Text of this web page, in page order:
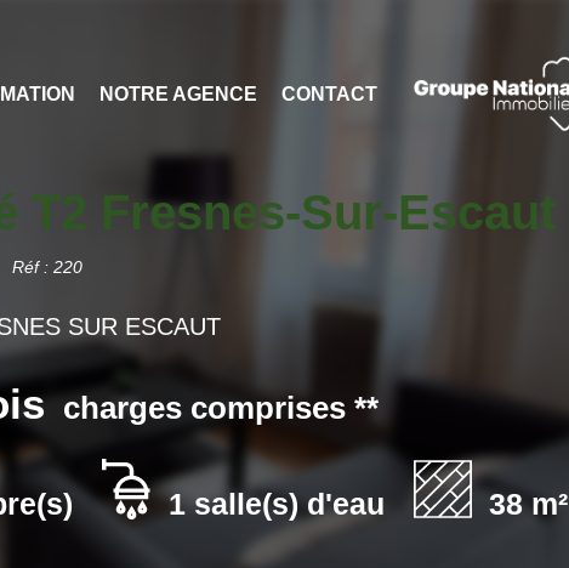
NOTRE AGENCE CONTACT
T2 Fresnes-Sur-Escaut
Réf : 220
SUR ESCAUT
charges comprises **
1 salle(s) d'eau 38 m²